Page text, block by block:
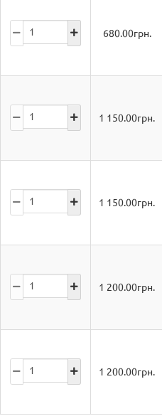
680.00грн.
1 150.00грн.
1 150.00грн.
1 200.00грн.
1 200.00грн.